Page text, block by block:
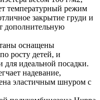
температурный режим
закрытие груди и
дополнительную
оснащены
росту детей, и
для идеальной посадки.
надевание,
эластичным шнуром с